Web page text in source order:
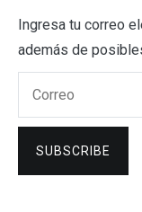
Ingresa tu correo
además de
SUBSCRIBE